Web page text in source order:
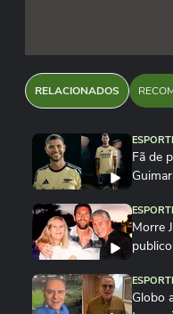
RELACIONADOS
Fã de
Morre
Globo